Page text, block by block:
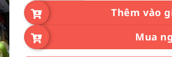
Thêm vào
Mua